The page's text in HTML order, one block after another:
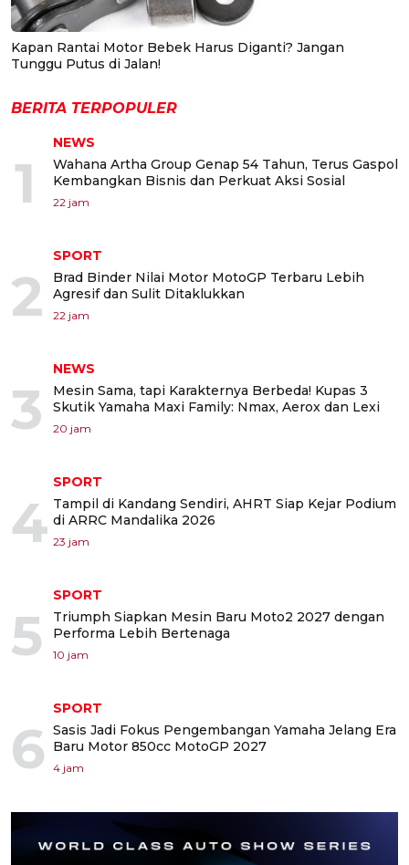
Kapan Rantai Motor Bebek Harus Diganti? Jangan
Tunggu Putus di Jalan!
BERITA TERPOPULER
1
NEWS
Wahana Artha Group Genap 54 Tahun, Terus Gaspol
Kembangkan Bisnis dan Perkuat Aksi Sosial
22 jam
2
SPORT
Brad Binder Nilai Motor MotoGP Terbaru Lebih
Agresif dan Sulit Ditaklukkan
22 jam
3
NEWS
Mesin Sama, tapi Karakternya Berbeda! Kupas 3
Skutik Yamaha Maxi Family: Nmax, Aerox dan Lexi
20 jam
4
SPORT
Tampil di Kandang Sendiri, AHRT Siap Kejar Podium
di ARRC Mandalika 2026
23 jam
5
SPORT
Triumph Siapkan Mesin Baru Moto2 2027 dengan
Performa Lebih Bertenaga
10 jam
6
SPORT
Sasis Jadi Fokus Pengembangan Yamaha Jelang Era
Baru Motor 850cc MotoGP 2027
4 jam